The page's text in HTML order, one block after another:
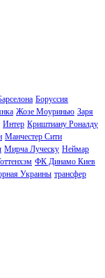
Боруссия
Жозе Моуринью Заря
Интер Криштиану Роналду
Манчестер Сити
Мирча Луческу Неймар
ФК Динамо Киев
Украины трансфер